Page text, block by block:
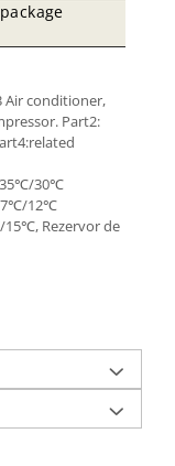
package
Air conditioner,
Part2:
35℃/30℃
7℃/12℃
15℃, Rezervor de